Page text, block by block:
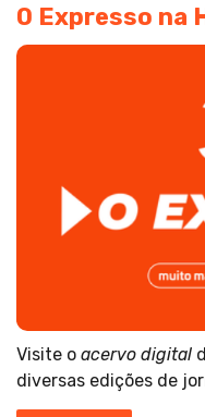
O Expresso na
Visite o acervo digital
diversas edições de